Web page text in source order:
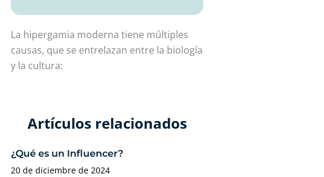
La hipergamia moderna tiene múltiples
causas, que se entrelazan entre la biología
y la cultura:
Artículos relacionados​
¿Qué es un Influencer?
20 de diciembre de 2024